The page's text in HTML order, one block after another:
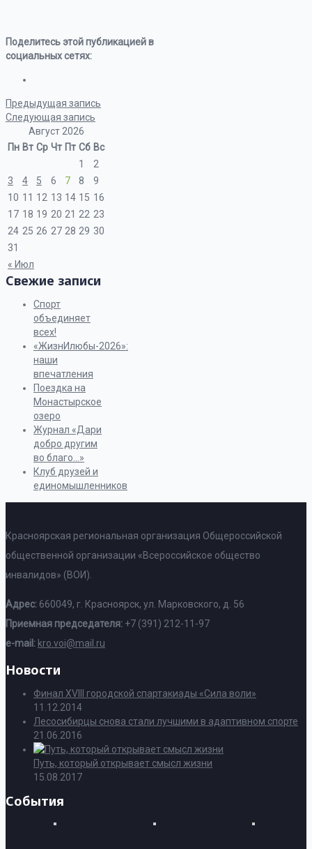
Поделитесь этой публикацией в
социальных сетях:
Предыдущая запись
Следующая запись
Август 2026
Пн Вт Ср Чт Пт Сб Вс
« Июл
1
2
3
4 5 6 7 8
9
10 11 12 13 14 15 16
17 18 19 20 21 22 23
24 25 26 27 28 29 30
31
Свежие записи
Спорт
объединяет
всех!
«ЖизнИлюбы-2026»:
наши
впечатления
Поездка на
Монастырское
озеро
Журнал «Дари
добро другим
во благо…»
Клуб друзей и
единомышленников
Красноярская региональная организация Общероссийской
общественной организации «Всероссийское общество
инвалидов» (ВОИ).
Адрес: 660049, г. Красноярск, ул. Марковского, д. 56
Приемная председателя: +7 (391) 212-11-97
e-mail: kro.voi@mail.ru
Новости
Финал XVIII городской спартакиады «Сила воли»
11.12.2014
Лесосибирцы снова стали лучшими в адаптивном спорте
21.06.2016
Путь, который открывает смысл жизни
15.08.2017
События